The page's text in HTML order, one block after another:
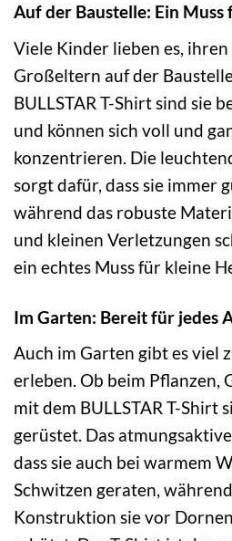
Auf der Baustelle: Ein
Viele Kinder lieben es,
Großeltern auf der
BULLSTAR T-Shirt sind sie
und können sich voll und
konzentrieren. Die
sorgt dafür, dass sie immer
während das robuste
und kleinen Verletzungen
ein echtes Muss für kleine
Im Garten: Bereit für jedes
Auch im Garten gibt es viel
erleben. Ob beim Pflanzen,
mit dem BULLSTAR T-Shirt
gerüstet. Das
dass sie auch bei warmem
Schwitzen geraten,
Konstruktion sie vor